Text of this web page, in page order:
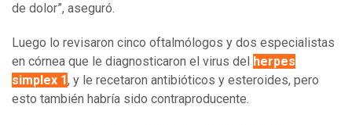
de dolor”, aseguró.
Luego lo revisaron cinco oftalmólogos y dos especialistas
en córnea que le diagnosticaron el virus del
herpes
simplex 1, y le recetaron antibióticos y esteroides, pero
esto también habría sido contraproducente.